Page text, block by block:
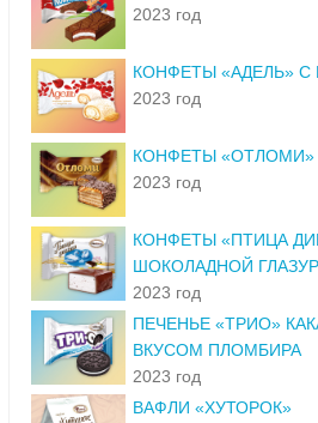
2023 год
КОНФЕТЫ «АДЕЛЬ»
2023 год
КОНФЕТЫ «ОТЛОМИ»
2023 год
КОНФЕТЫ «ПТИЦА
ШОКОЛАДНОЙ
2023 год
ПЕЧЕНЬЕ «ТРИО»
ВКУСОМ ПЛОМБИРА
2023 год
ВАФЛИ «ХУТОРОК»